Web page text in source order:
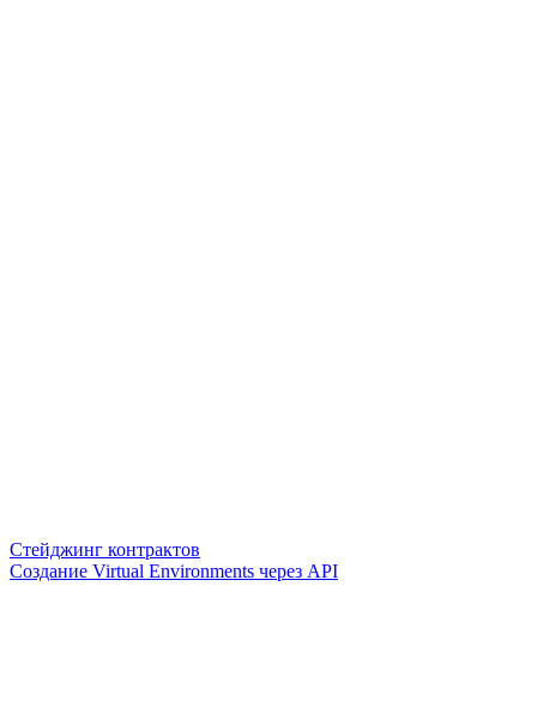
Стейджинг контрактов
Создание Virtual Environments через API